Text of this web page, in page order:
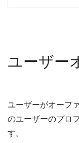
ユーザー
ユーザーがオーフ
のユーザーのプロ
す。